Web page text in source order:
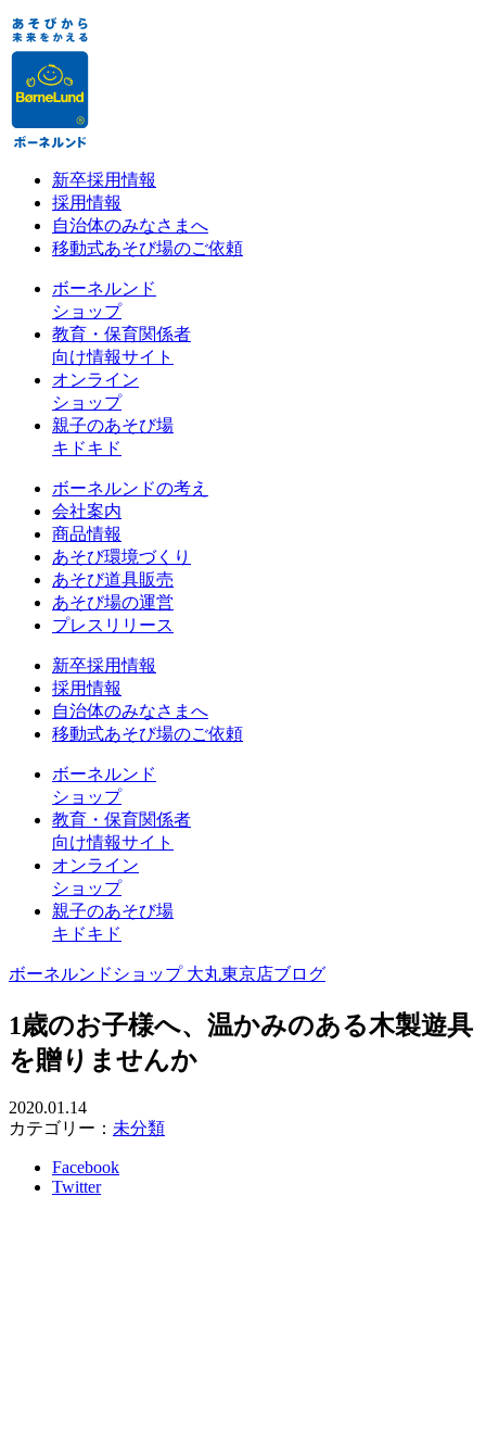
新卒採用情報
採用情報
自治体のみなさまへ
移動式あそび場のご依頼
ボーネルンド
ショップ
教育・保育関係者
向け情報サイト
オンライン
ショップ
親子のあそび場
キドキド
ボーネルンドの考え
会社案内
商品情報
あそび環境づくり
あそび道具販売
あそび場の運営
プレスリリース
新卒採用情報
採用情報
自治体のみなさまへ
移動式あそび場のご依頼
ボーネルンド
ショップ
教育・保育関係者
向け情報サイト
オンライン
ショップ
親子のあそび場
キドキド
ボーネルンドショップ 大丸東京店ブログ
1歳のお子様へ、温かみのある木製遊具
を贈りませんか
2020.01.14
カテゴリー： 未分類
Facebook
Twitter